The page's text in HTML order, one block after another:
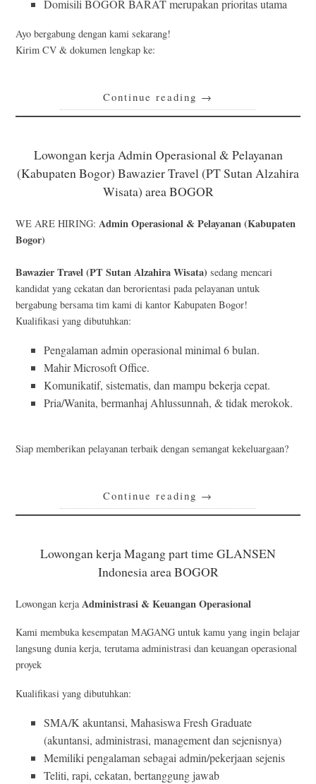
Domisili BOGOR BARAT merupakan prioritas utama
Ayo bergabung dengan kami sekarang!
Kirim CV & dokumen lengkap ke:
Continue reading →
Lowongan kerja Admin Operasional & Pelayanan
(Kabupaten Bogor) Bawazier Travel (PT Sutan Alzahira
Wisata) area BOGOR
WE ARE HIRING:Admin Operasional & Pelayanan (Kabupaten
Bogor)
Bawazier Travel (PT Sutan Alzahira Wisata) sedang mencari
kandidat yang cekatan dan berorientasi pada pelayanan untuk
bergabung bersama tim kami di kantor Kabupaten Bogor!
Kualifikasi yang dibutuhkan:
Pengalaman admin operasional minimal 6 bulan.
Mahir Microsoft Office.
Komunikatif, sistematis, dan mampu bekerja cepat.
Pria/Wanita, bermanhaj Ahlussunnah, & tidak merokok.
Siap memberikan pelayanan terbaik dengan semangat kekeluargaan?
Continue reading →
Lowongan kerja Magang part time GLANSEN
Indonesia area BOGOR
Lowongan kerjaAdministrasi & Keuangan Operasional
Kami membuka kesempatan MAGANG untuk kamu yang ingin belajar
langsung dunia kerja, terutama administrasi dan keuangan operasional
proyek
Kualifikasi yang dibutuhkan:
SMA/K akuntansi, Mahasiswa Fresh Graduate
(akuntansi, administrasi, management dan sejenisnya)
Memiliki pengalaman sebagai admin/pekerjaan sejenis
Teliti, rapi, cekatan, bertanggung jawab